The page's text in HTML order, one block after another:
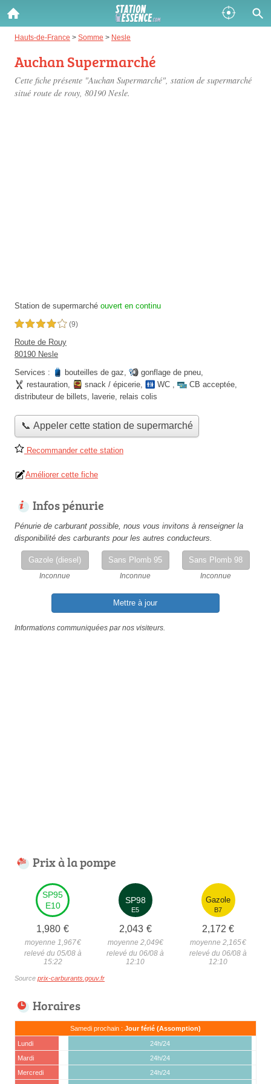
Hauts-de-France > Somme > Nesle
Auchan Supermarché
Cette fiche présente "Auchan Supermarché", station de supermarché
situé route de rouy, 80190 Nesle.
Station de supermarché ouvert en continu
4,0 étoiles sur 5 (9)
Route de Rouy
80190 Nesle
Services :
bouteilles de gaz, gonflage de pneu,
restauration, snack / épicerie, WC , CB acceptée,
distributeur de billets, laverie, relais colis
📞 Appeler cette station de supermarché
Recommander cette station
Améliorer cette fiche
Infos pénurie
Pénurie de carburant possible, nous vous invitons à renseigner la
disponibilité des carburants pour les autres conducteurs.
Gazole (diesel)
Inconnue
Sans Plomb 95
Inconnue
Sans Plomb 98
Inconnue
Mettre à jour
Informations communiquées par nos visiteurs.
Prix à la pompe
SP95
E10
1,980 €
moyenne 1,967€
relevé du 05/08 à
15:22
SP98
E5
2,043 €
moyenne 2,049€
relevé du 06/08 à
12:10
Gazole
B7
2,172 €
moyenne 2,165€
relevé du 06/08 à
12:10
Source prix-carburants.gouv.fr
Horaires
Samedi prochain : Jour férié (Assomption)
Lundi
24h/24
Mardi
24h/24
Mercredi
24h/24
Gazole :
Disponible
SP 98 :